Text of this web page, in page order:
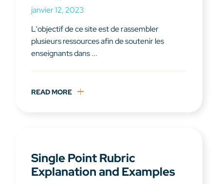
janvier 12, 2023
L'objectif de ce site est de rassembler
plusieurs ressources afin de soutenir les
enseignants dans ...
READ MORE
Single Point Rubric
Explanation and Examples